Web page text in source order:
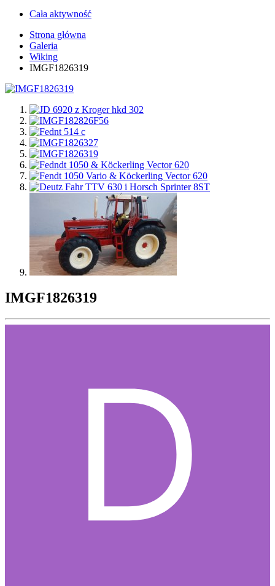
Cała aktywność
Strona główna
Galeria
Wiking
IMGF1826319
IMGF1826319